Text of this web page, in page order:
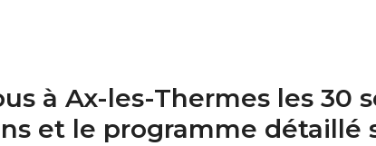
à Ax-les-Thermes les 30
et le programme détaillé